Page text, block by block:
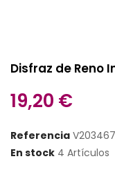
Disfraz de Reno
19,20 €
Referencia V203467
En stock 4 Artículos